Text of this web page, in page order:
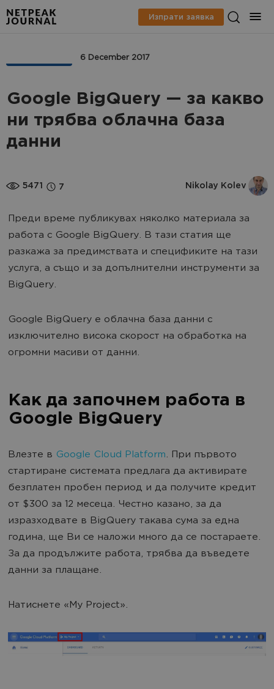
Изпрати заявка
6 December 2017
Google BigQuery — за какво
ни трябва облачна база
данни
5471 7 Nikolay Kolev
Преди време публикувах няколко материала за
работа с Google BigQuery. В тази статия ще
разкажа за предимствата и спецификите на тази
услуга, а също и за допълнителни инструменти за
BigQuery.
Google BigQuery е облачна база данни с
изключително висока скорост на обработка на
огромни масиви от данни.
Как да започнем работа в
Google BigQuery
Влезте в Google Cloud Platform. При първото
стартиране системата предлага да активирате
безплатен пробен период и да получите кредит
от $300 за 12 месеца. Честно казано, за да
изразходвате в BigQuery такава сума за една
година, ще Ви се наложи много да се постараете.
За да продължите работа, трябва да въведете
данни за плащане.
Натиснете «My Project».